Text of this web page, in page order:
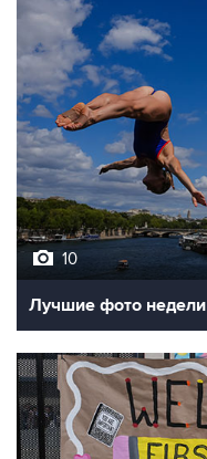
10
Лучшие фото недели